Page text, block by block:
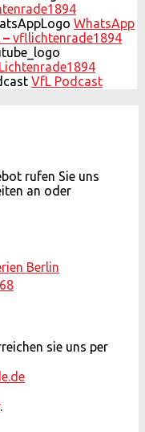
WhatsApp
– vfllichtenrade1894
VfL Podcast
rufen Sie uns
an oder
Berlin
sie uns per
.